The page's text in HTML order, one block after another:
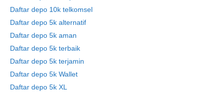
Daftar depo 10k telkomsel
Daftar depo 5k alternatif
Daftar depo 5k aman
Daftar depo 5k terbaik
Daftar depo 5k terjamin
Daftar depo 5k Wallet
Daftar depo 5k XL